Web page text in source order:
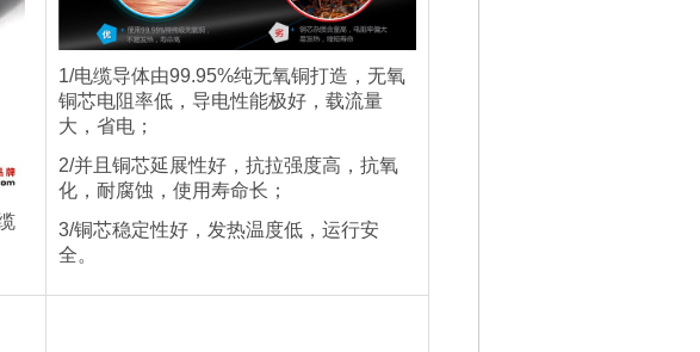
1/电缆导体由99.95%纯无氧铜打造，无氧
铜芯电阻率低，导电性能极好，载流量
大，省电；
2/并且铜芯延展性好，抗拉强度高，抗氧
化，耐腐蚀，使用寿命长；
3/铜芯稳定性好，发热温度低，运行安
全。